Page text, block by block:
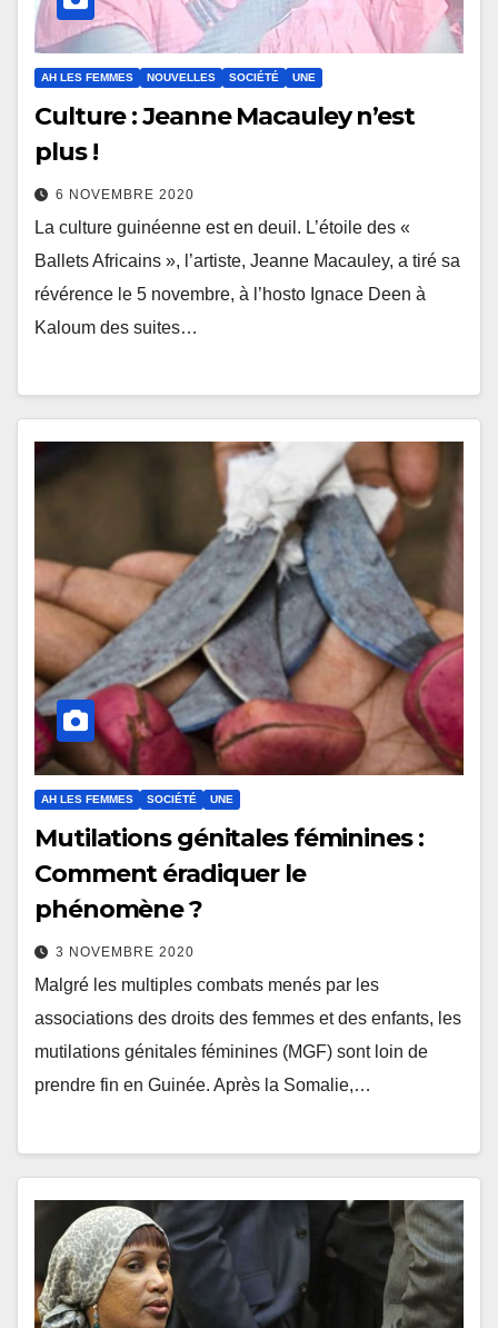
AH LES FEMMES NOUVELLES SOCIÉTÉ UNE
Culture : Jeanne Macauley n’est
plus !
6 NOVEMBRE 2020
La culture guinéenne est en deuil. L’étoile des «
Ballets Africains », l’artiste, Jeanne Macauley, a tiré sa
révérence le 5 novembre, à l’hosto Ignace Deen à
Kaloum des suites…
AH LES FEMMES SOCIÉTÉ UNE
Mutilations génitales féminines :
Comment éradiquer le
phénomène ?
3 NOVEMBRE 2020
Malgré les multiples combats menés par les
associations des droits des femmes et des enfants, les
mutilations génitales féminines (MGF) sont loin de
prendre fin en Guinée. Après la Somalie,…